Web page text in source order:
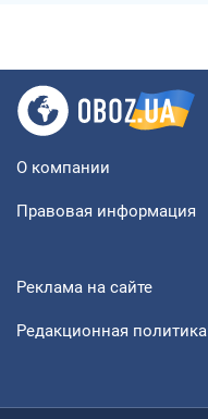
О компании
Правовая информация
Реклама на сайте
Редакционная политика